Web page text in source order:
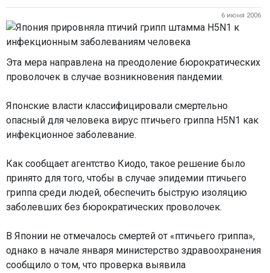
6 июня 2006
Эта мера направлена на преодоление бюрократических
проволочек в случае возникновения пандемии.
Японские власти классифицировали смертельно
опасный для человека вирус птичьего гриппа H5N1 как
инфекционное заболевание.
Как сообщает агентство Киодо, такое решение было
принято для того, чтобы в случае эпидемии птичьего
гриппа среди людей, обеспечить быструю изоляцию
заболевших без бюрократических проволочек.
В Японии не отмечалось смертей от «птичьего гриппа»,
однако в начале января министерство здравоохранения
сообщило о том, что проверка выявила